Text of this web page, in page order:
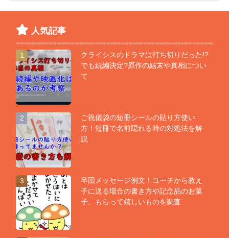
人気記事
1
クライシスのドラマは打ち切りだった!?
でも続編決定?原作の結末や真相につい
て
2
ご祝儀袋の短冊シールの貼り方使い
方！短冊で名前隠れる時の対処法を解
説
3
卒団メッセージ例文！コーチから教え
子に送る場合の書き方や記念品のお菓
子、もらって嬉しいものを調査